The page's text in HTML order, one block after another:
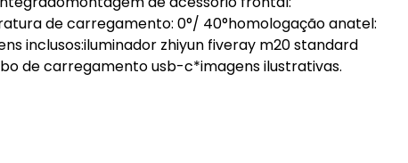
de carregamento: 0°/ 40°homologação anatel:
inclusos:iluminador zhiyun fiveray m20 standard
de carregamento usb-c*imagens ilustrativas.